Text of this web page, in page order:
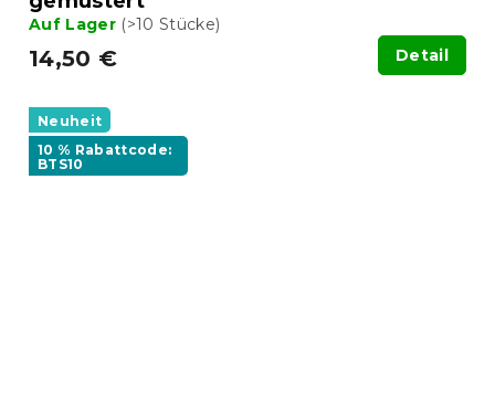
Auf Lager (>10 Stücke)
14,50 € Detail
Neuheit
10 % Rabattcode:
BTS10